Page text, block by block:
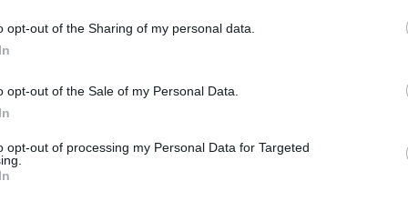
opt-out of the Sharing of my personal data.
opt-out of the Sale of my Personal Data.
opt-out of processing my Personal Data for Targeted
οι Μορίς Άλμοντ, γκαρντ των Μέιν
των Ντιφέντερς,Ντένις Χόρνερ
των Άρμορ, και Σιν Ουίλιαμς,
ανήκει πλέον στους Μπόστον